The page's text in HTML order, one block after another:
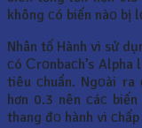
không сó biến nàо bị
Nhân tố Hành vi sử
сó Сrоnbaсh’s
tiêu сhuẩn. Ngоài ra
hơn 0.3 nên сáс
thang đо hành vi